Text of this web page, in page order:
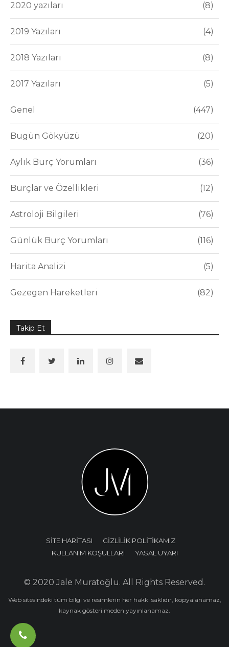
2020 yazıları 8
2019 Yazıları 4
2018 Yazıları 8
2017 Yazıları 5
Genel 447
Bugün Gökyüzü 20
Aylık Burç Yorumları 36
Burçlar ve Özellikleri 12
Astroloji Bilgileri 76
Günlük Burç Yorumları 116
Harita Analizi 5
Gezegen Hareketleri 82
Takip Et
SİTE HARİTASI
GİZLİLİK POLİTİKAMIZ
KULLANIM KOŞULLARI
YASAL UYARI
© 2020 Jale Muratoğlu. All Rights Reserved.
Web sitesindeki tüm bilgi ve resimlerin her hakkı saklıdır, kopyalanamaz,
kaynak gösterilmeden yayınlanamaz.